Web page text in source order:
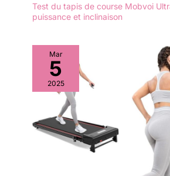
Test du tapis de course Mobvoi
puissance et inclinaison
Mar
5
2025